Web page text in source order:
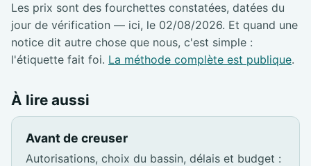
Les prix sont des fourchettes constatées, datées du
jour de vérification — ici, le 02/08/2026. Et quand une
notice dit autre chose que nous, c'est simple :
l'étiquette fait foi. La méthode complète est publique.
À lire aussi
Avant de creuser
Autorisations, choix du bassin, délais et budget :